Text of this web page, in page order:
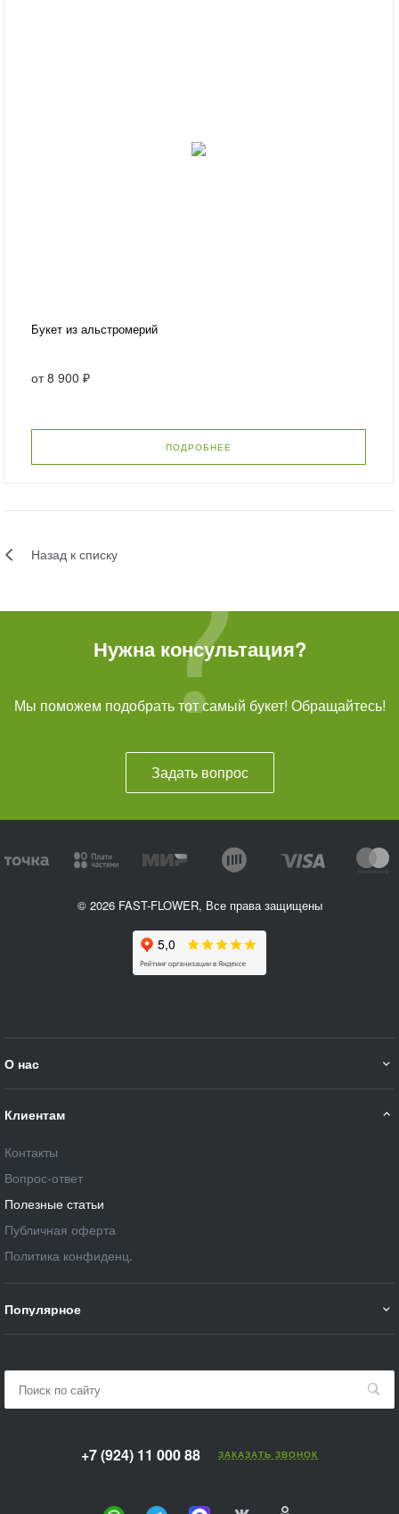
Букет из альстромерий
от8 900 ₽
ПОДРОБНЕЕ
Назад к списку
Нужна консультация?
Мы поможем подобрать тот самый букет! Обращайтесь!
Задать вопрос
© 2026 FAST-FLOWER, Все права защищены
О нас
Клиентам
Контакты
Вопрос-ответ
Полезные статьи
Публичная оферта
Политика конфиденц.
Популярное
+7 (924) 11 000 88 ЗАКАЗАТЬ ЗВОНОК